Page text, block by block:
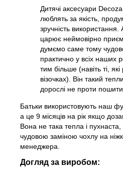
Дитячі аксесуари
люблять за якість,
зручність
царює неймовірно
думємо саме тому
практично у всіх наших
тим більше (навіть ті,
візочках). Він такий
дорослі не проти
Батьки використовують наш
а це 9 місяців на рік якщо
Вона не така тепла і
чудовою заміною чохлу на
менеджера.
Догляд за виробом: